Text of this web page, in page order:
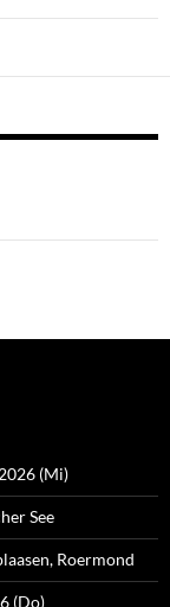
(Mi)
See
Roermond
(Do)